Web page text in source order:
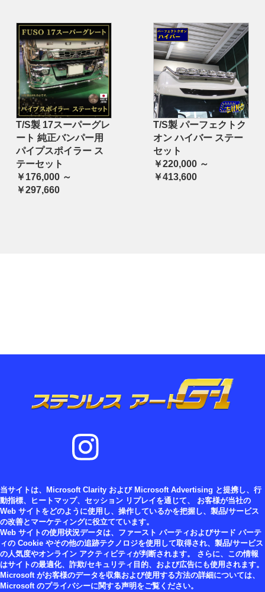
T/S製 17スーパーグレ
ート 純正バンパー用
パイプスポイラー ス
テーセット
￥176,000 ～
￥297,660
T/S製 パーフェクトク
オン ハイバー ステー
セット
￥220,000 ～
￥413,600
当サイトは、Microsoft Clarity および Microsoft Advertising と提携し、行
動指標、ヒートマップ、セッション リプレイを通じて、 お客様が当社の
Web サイトをどのように使用し、操作しているかを把握し、製品/サービス
の改善とマーケティングに役立てています。
Web サイトの使用状況データは、ファースト パーティおよびサード パーテ
ィの Cookie やその他の追跡テクノロジを使用して取得され、製品/サービス
の人気度やオンライン アクティビティが判断されます。 さらに、この情報
はサイトの最適化、詐欺/セキュリティ目的、および広告にも使用されます。
Microsoft がお客様のデータを収集および使用する方法の詳細については、
Microsoft のプライバシーに関する声明をご覧ください。